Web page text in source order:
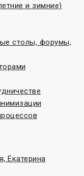
и зимние)
столы, форумы,
Екатерина